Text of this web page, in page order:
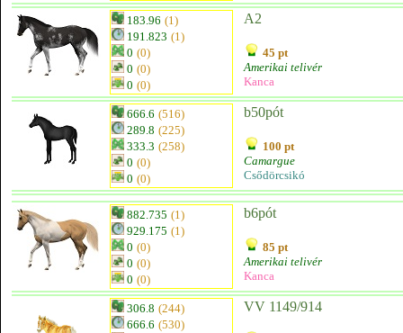
183.96 (1)
191.823 (1)
0 (0)
0 (0)
0 (0)
A2
45 pt
Amerikai telivér
Kanca
666.6 (516)
289.8 (225)
333.3 (258)
0 (0)
0 (0)
b50pót
100 pt
Camargue
Csődörcsikó
882.735 (1)
929.175 (1)
0 (0)
0 (0)
0 (0)
b6pót
85 pt
Amerikai telivér
Kanca
306.8 (244)
666.6 (530)
VV 1149/914